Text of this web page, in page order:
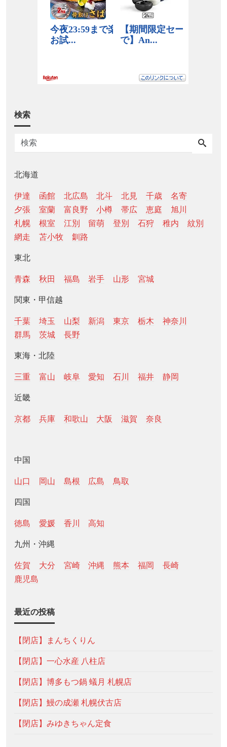
検索
北海道
伊達 函館 北広島 北斗 北見 千歳
名寄
夕張
室蘭 富良野 小樽 帯広 恵庭
旭川
札幌
根室 江別 留萌 登別 石狩 稚内
紋別
網走
苫小牧 釧路
東北
青森 秋田 福島 岩手 山形 宮城
関東・甲信越
千葉 埼玉 山梨 新潟 東京 栃木
神奈川
群馬
茨城 長野
東海・北陸
三重 富山 岐阜 愛知 石川 福井 静岡
近畿
京都 兵庫 和歌山 大阪 滋賀 奈良
中国
山口 岡山 島根 広島 鳥取
四国
徳島 愛媛 香川 高知
九州・沖縄
佐賀 大分 宮崎 沖縄 熊本 福岡
長崎
鹿児島
最近の投稿
【閉店】まんちくりん
【閉店】一心水産 八柱店
【閉店】博多もつ鍋 蟻月 札幌店
【閉店】鰻の成瀬 札幌伏古店
【閉店】みゆきちゃん定食